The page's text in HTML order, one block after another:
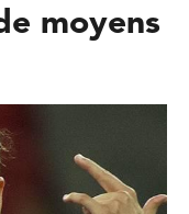
moyens